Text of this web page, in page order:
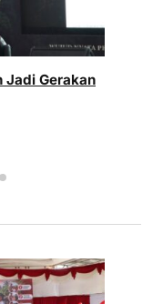
Jadi Gerakan